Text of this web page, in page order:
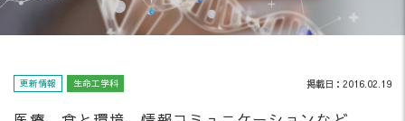
更新情報 生命工学科 掲載日：2016.02.19